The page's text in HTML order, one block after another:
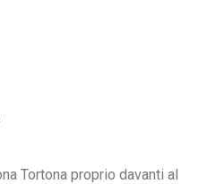
Tortona proprio davanti al